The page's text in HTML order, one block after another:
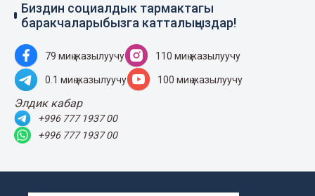
Биздин социалдык тармактагы
баракчаларыбызга катталыңыздар!
79 миң жазылуучу 110 миң жазылуучу
0.1 миң жазылуучу 100 миң жазылуучу
Элдик кабар
+996 777 1937 00
+996 777 1937 00